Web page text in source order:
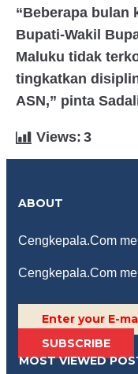
“Beberapa bulan
Bupati-Wakil
Maluku tidak
tingkatkan
ASN,” pinta
Views: 3
ABOUT
Cengkepala.Com
Cengkepala.Com
SUBSCRIBE
MOST VIEWED